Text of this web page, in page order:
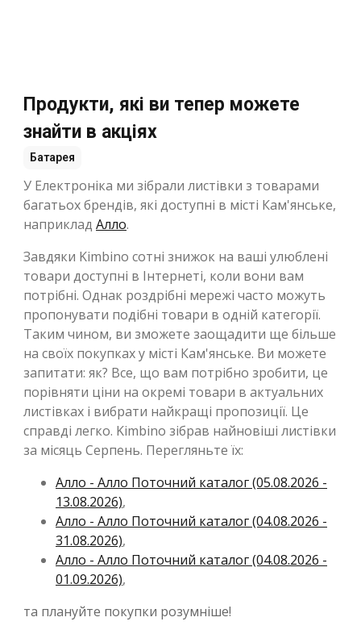
Продукти, які ви тепер можете
знайти в акціях
Батарея
У Електроніка ми зібрали листівки з товарами
багатьох брендів, які доступні в місті Кам'янське,
наприклад Алло.
Завдяки Kimbino сотні знижок на ваші улюблені
товари доступні в Інтернеті, коли вони вам
потрібні. Однак роздрібні мережі часто можуть
пропонувати подібні товари в одній категорії.
Таким чином, ви зможете заощадити ще більше
на своїх покупках у місті Кам'янське. Ви можете
запитати: як? Все, що вам потрібно зробити, це
порівняти ціни на окремі товари в актуальних
листівках і вибрати найкращі пропозиції. Це
справді легко. Kimbino зібрав найновіші листівки
за місяць Серпень. Перегляньте їх:
Алло - Алло Поточний каталог (05.08.2026 -
13.08.2026),
Алло - Алло Поточний каталог (04.08.2026 -
31.08.2026),
Алло - Алло Поточний каталог (04.08.2026 -
01.09.2026),
та плануйте покупки розумніше!